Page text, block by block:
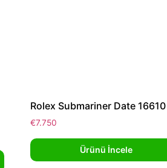
Rolex Submariner Date 16610
€7.750
Ürünü İncele